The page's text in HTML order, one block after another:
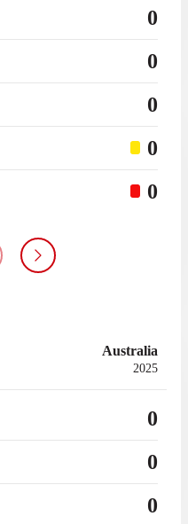
0
0
0
0
0
Australia
2025
0
0
0